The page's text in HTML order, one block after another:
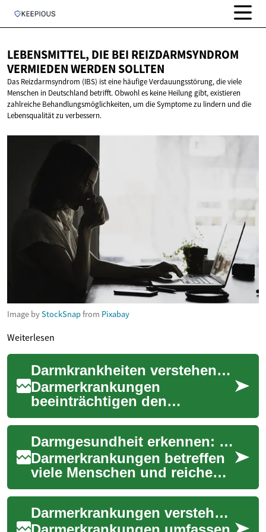
LEBENSMITTEL, DIE BEI REIZDARMSYNDROM
VERMIEDENWERDEN SOLLTEN
Das Reizdarmsyndrom (IBS) ist eine häufige Verdauungsstörung, die viele
Menschen in Deutschland betrifft. Obwohl es keine Heilung gibt, existieren
zahlreiche Behandlungsmöglichkeiten, um die Symptome zu lindern und die
Lebensqualität zu verbessern.
Image byStockSnapfrom Pixabay
Weiterlesen
Darmkrankheiten verstehen: Ursachen, Symptome, Therapie
Darmerkrankungen
beeinträchtigen den
Verdauungstrakt und können
die Lebensqualität stark
reduzieren. Dieser Beitrag e...
Darmgesundheit erkennen: Ursachen, Symptome & Hilfe
Darmerkrankungen betreffen
viele Menschen und reichen
von harmlosen
Verdauungsstörungen bis zu
chronisch-entzündliche...
Darmerkrankungen verstehen: Ursachen, Symptome, Therapie